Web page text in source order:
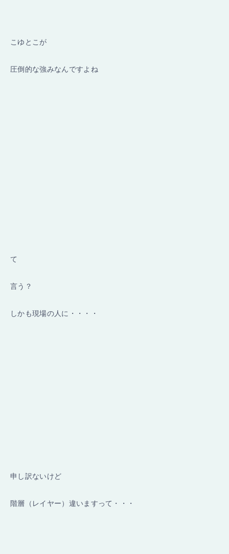
こゆとこが
圧倒的な強みなんですよね
て
言う？
しかも現場の人に・・・・
申し訳ないけど
階層（レイヤー）違いますって・・・